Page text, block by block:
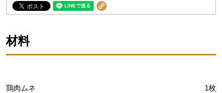
材料
鶏肉ムネ 1枚